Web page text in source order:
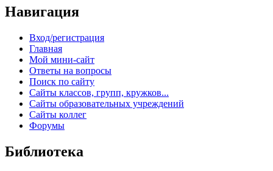
Навигация
Вход/регистрация
Главная
Мой мини-сайт
Ответы на вопросы
Поиск по сайту
Сайты классов, групп, кружков...
Сайты образовательных учреждений
Сайты коллег
Форумы
Библиотека